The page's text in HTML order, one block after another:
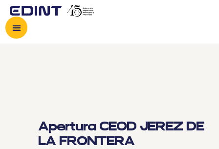
Apertura CEOD JEREZ DE
LA FRONTERA